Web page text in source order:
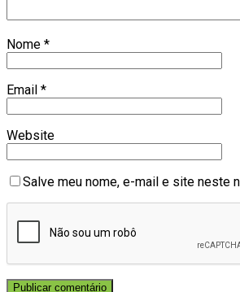
Nome *
Email *
Website
Salve meu nome, e-mail e site neste